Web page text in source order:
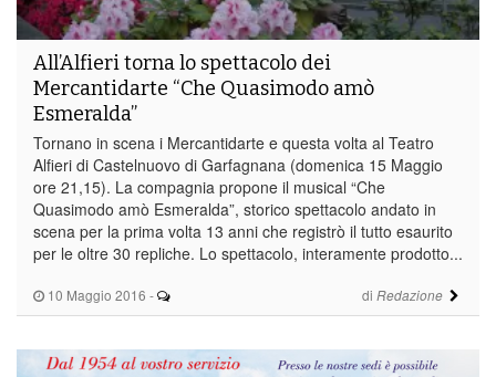
10 Maggio 2016 - di Redazione
All’Alfieri torna lo spettacolo dei
Mercantidarte “Che Quasimodo amò
Esmeralda”
Tornano in scena i Mercantidarte e questa volta al Teatro
Alfieri di Castelnuovo di Garfagnana (domenica 15 Maggio
ore 21,15). La compagnia propone il musical “Che
Quasimodo amò Esmeralda”, storico spettacolo andato in
scena per la prima volta 13 anni che registrò il tutto esaurito
per le oltre 30 repliche. Lo spettacolo, interamente prodotto...